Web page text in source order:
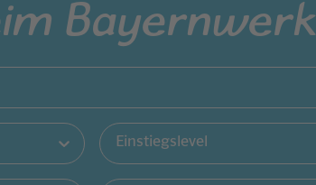
Bayernwerk
Einstiegslevel